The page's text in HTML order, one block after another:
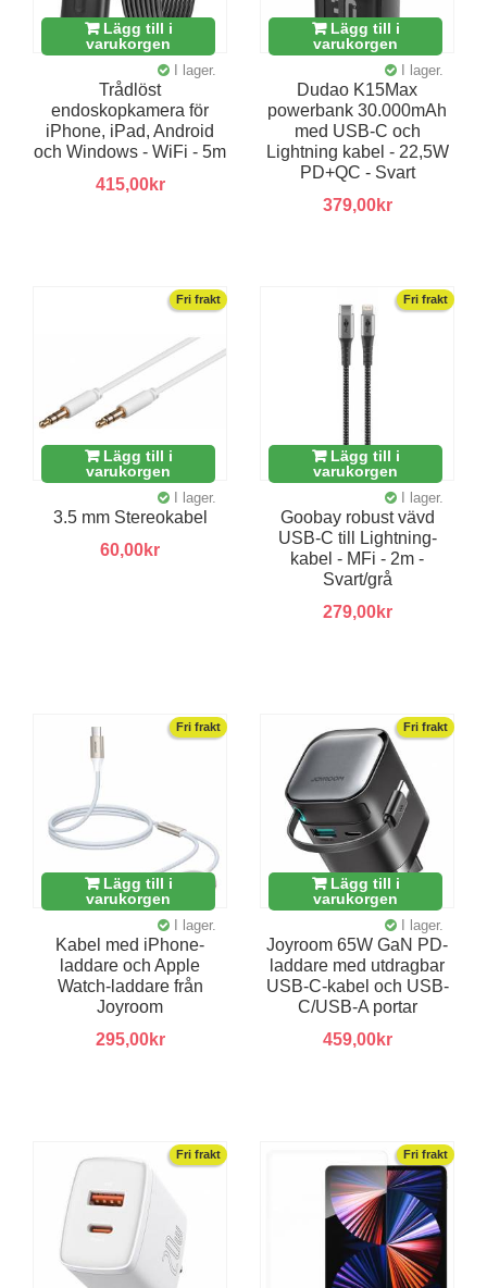
Lägg till i
varukorgen
I lager.
Trådlöst
endoskopkamera för
iPhone, iPad, Android
och Windows - WiFi - 5m
415,00kr
Lägg till i
varukorgen
I lager.
Dudao K15Max
powerbank 30.000mAh
med USB-C och
Lightning kabel - 22,5W
PD+QC - Svart
379,00kr
Fri frakt
Lägg till i
varukorgen
I lager.
3.5 mm Stereokabel
60,00kr
Fri frakt
Lägg till i
varukorgen
I lager.
Goobay robust vävd
USB-C till Lightning-
kabel - MFi - 2m -
Svart/grå
279,00kr
Fri frakt
Lägg till i
varukorgen
I lager.
Kabel med iPhone-
laddare och Apple
Watch-laddare från
Joyroom
295,00kr
Fri frakt
Lägg till i
varukorgen
I lager.
Joyroom 65W GaN PD-
laddare med utdragbar
USB-C-kabel och USB-
C/USB-A portar
459,00kr
Fri frakt Fri frakt